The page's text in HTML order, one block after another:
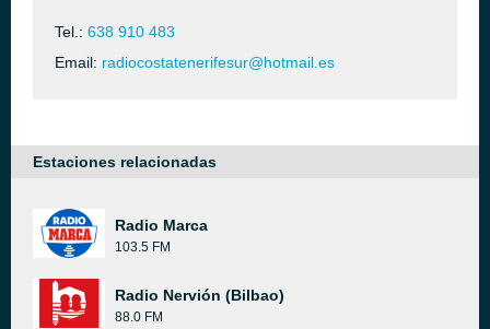
Tel.: 638 910 483
Email: radiocostatenerifesur@hotmail.es
Estaciones relacionadas
Radio Marca
103.5 FM
Radio Nervión (Bilbao)
88.0 FM